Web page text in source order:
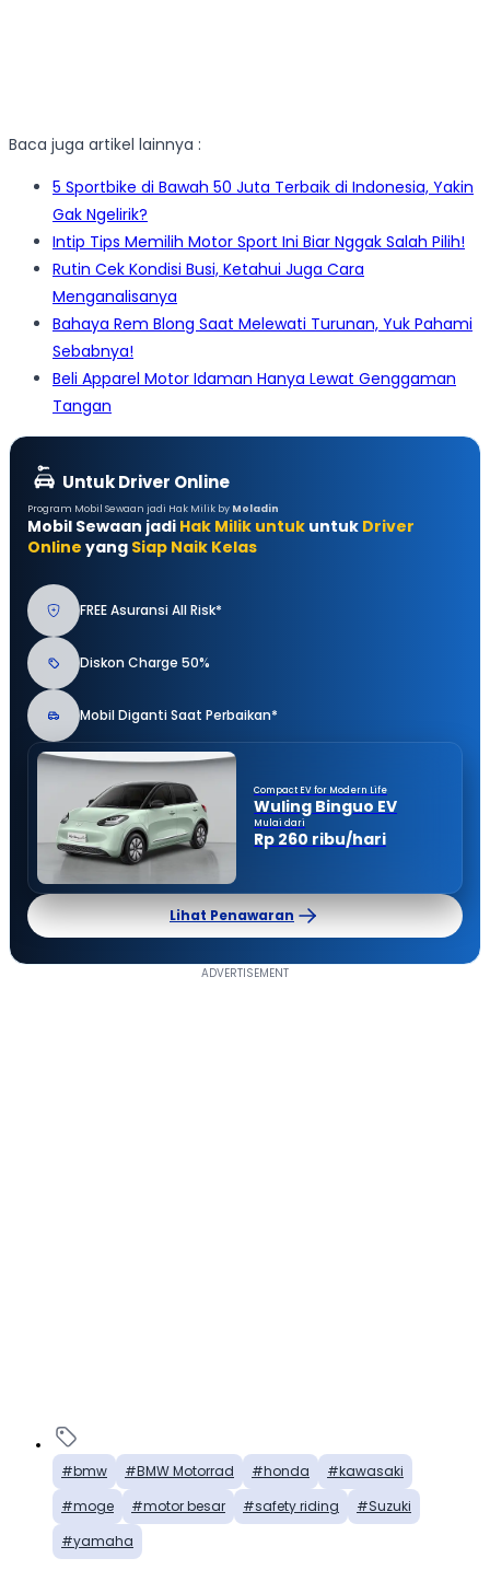
Baca juga artikel lainnya :
5 Sportbike di Bawah 50 Juta Terbaik di Indonesia, Yakin
Gak Ngelirik?
Intip Tips Memilih Motor Sport Ini Biar Nggak Salah Pilih!
Rutin Cek Kondisi Busi, Ketahui Juga Cara
Menganalisanya
Bahaya Rem Blong Saat Melewati Turunan, Yuk Pahami
Sebabnya!
Beli Apparel Motor Idaman Hanya Lewat Genggaman
Tangan
Untuk Driver Online
Program Mobil Sewaan jadi Hak Milik by Moladin
Mobil Sewaan jadi Hak Milik untuk untuk Driver
Online yang Siap Naik Kelas
FREE Asuransi All Risk*
Diskon Charge 50%
Mobil Diganti Saat Perbaikan*
Compact EV for Modern Life
Wuling Binguo EV
Mulai dari
Rp 260 ribu/hari
Lihat Penawaran
bmw BMW Motorrad honda
kawasaki
moge
motor besar safety riding
Suzuki
yamaha